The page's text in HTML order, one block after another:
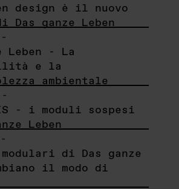
design è il nuovo
Das ganze Leben
Leben - La
e la
ambientale
- i moduli sospesi
Leben
di Das ganze
il modo di